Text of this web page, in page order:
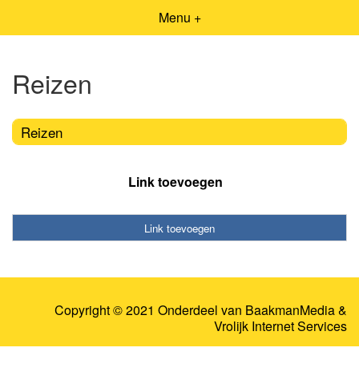
Menu +
Reizen
Reizen
Link toevoegen
Link toevoegen
Copyright © 2021 Onderdeel van BaakmanMedia&
Vrolijk Internet Services